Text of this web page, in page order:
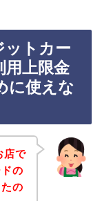
トカー
用上限金
に使えな
店で
の
の